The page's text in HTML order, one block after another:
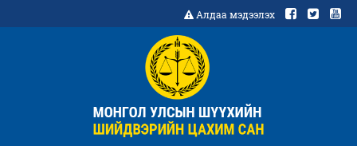
Алдаа мэдээлэх